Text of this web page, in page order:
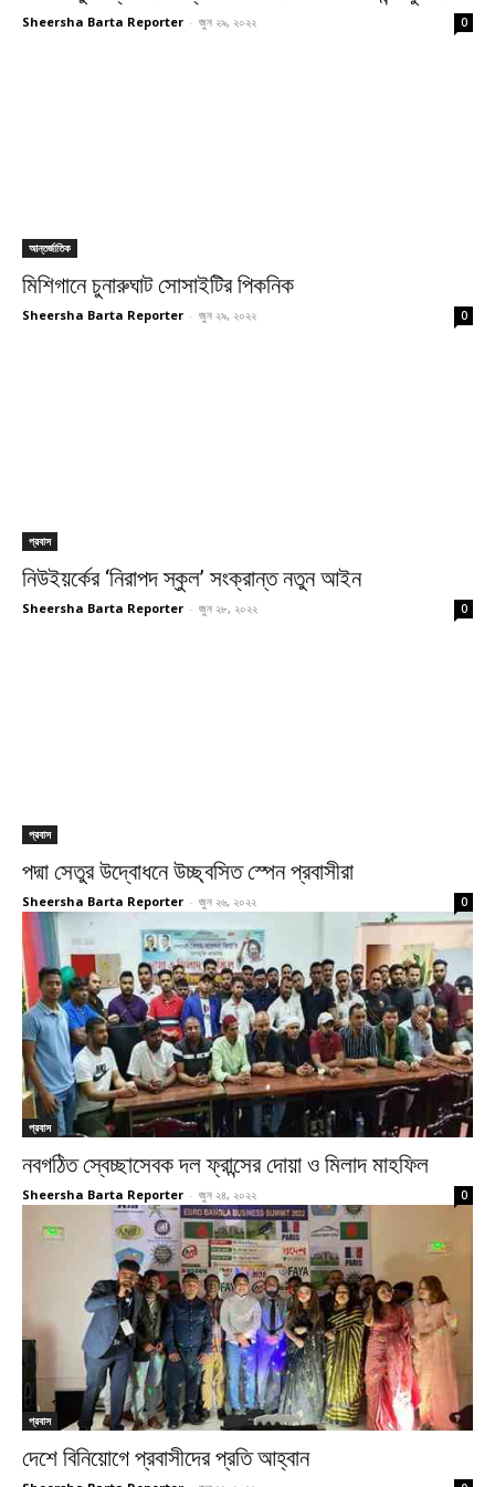
Sheersha Barta Reporter - জুন ২৯, ২০২২ 0
আন্তর্জাতিক
মিশিগানে চুনারুঘাট সোসাইটির পিকনিক
Sheersha Barta Reporter - জুন ২৯, ২০২২ 0
প্রবাস
নিউইয়র্কের ‘নিরাপদ স্কুল’ সংক্রান্ত নতুন আইন
Sheersha Barta Reporter - জুন ২৮, ২০২২ 0
প্রবাস
পদ্মা সেতুর উদ্বোধনে উচ্ছ্বসিত স্পেন প্রবাসীরা
Sheersha Barta Reporter - জুন ২৬, ২০২২ 0
প্রবাস
নবগঠিত স্বেচ্ছাসেবক দল ফ্রান্সের দোয়া ও মিলাদ মাহফিল
Sheersha Barta Reporter - জুন ২৪, ২০২২ 0
প্রবাস
দেশে বিনিয়োগে প্রবাসীদের প্রতি আহ্বান